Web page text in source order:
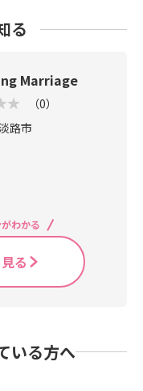
できる。私も移住者
がたくさんいるので
やすい場所ですし、
ミュニティがあるの
とはいえすぐに友達
、そこで実際の生活
できます。淡路島の
結婚生活を始めてみ
会前のカウンセリン
りした自然の多い土
な、と日々感じてい
、田舎暮らしにあこ
都会にすぐ出れる距
方、淡路島で婚活し
島外にお住まいで
る
Marriage
（0）
路市
わかる
る
いる方へ